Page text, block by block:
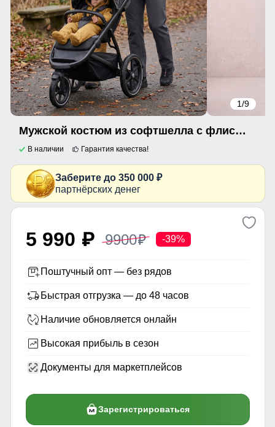
1/9
Мужской костюм из софтшелла с флисом и мембраной — утепленный темно-серого цвета 09615TC
В наличии Гарантия качества!
Заберите до 350 000 ₽
партнёрских денег
5 990 p 9900p -39%
Поштучный опт — без рядов
Быстрая отгрузка — до 48 часов
Наличие обновляется онлайн
Высокая прибыль в сезон
Документы для маркетплейсов
Зарегистрироваться